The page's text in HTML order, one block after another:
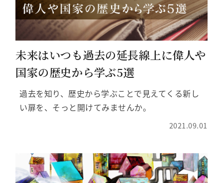
未来はいつも過去の延長線上に偉人や
国家の歴史から学ぶ5選
過去を知り、歴史から学ぶことで見えてくる新し
い扉を、そっと開けてみませんか。
2021.09.01